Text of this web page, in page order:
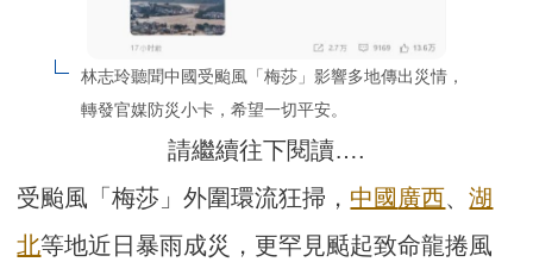
林志玲聽聞中國受颱風「梅莎」影響多地傳出災情，
轉發官媒防災小卡，希望一切平安。
請繼續往下閱讀….
受颱風「梅莎」外圍環流狂掃， 中國 廣西、湖
北等地近日暴雨成災，更罕見颳起致命龍捲風